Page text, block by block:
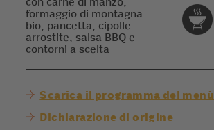
formaggio di montagna
bio, pancetta, cipolle
arrostite, salsa BBQ e
contorni a scelta
Scarica il programma del menù
Dichiarazione di origine